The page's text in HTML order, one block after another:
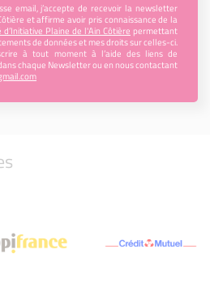
email, j’accepte de recevoir la newsletter
et affirme avoir pris connaissance de la
Plaine de l'Ain Côtière permettant
de données et mes droits sur celles-ci.
à tout moment à l’aide des liens de
chaque Newsletter ou en nous contactant